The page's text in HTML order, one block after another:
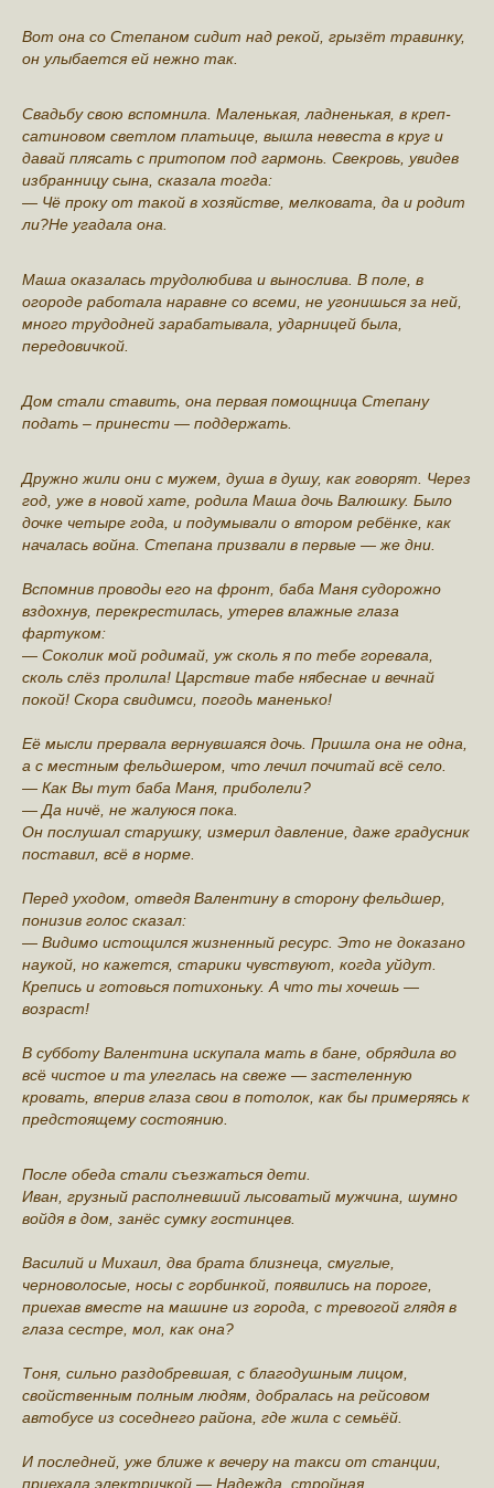
Вот она со Степаном сидит над рекой, грызёт травинку,
он улыбается ей нежно так.
Свадьбу свою вспомнила. Маленькая, ладненькая, в креп-
сатиновом светлом платьице, вышла невеста в круг и
давай плясать с притопом под гармонь. Свекровь, увидев
избранницу сына, сказала тогда:
— Чё проку от такой в хозяйстве, мелковата, да и родит
ли?Не угадала она.
Маша оказалась трудолюбива и вынослива. В поле, в
огороде работала наравне со всеми, не угонишься за ней,
много трудодней зарабатывала, ударницей была,
передовичкой.
Дом стали ставить, она первая помощница Степану
подать – принести — поддержать.
Дружно жили они с мужем, душа в душу, как говорят. Через
год, уже в новой хате, родила Маша дочь Валюшку. Было
дочке четыре года, и подумывали о втором ребёнке, как
началась война. Степана призвали в первые — же дни.
Вспомнив проводы его на фронт, баба Маня судорожно
вздохнув, перекрестилась, утерев влажные глаза
фартуком:
— Соколик мой родимай, уж сколь я по тебе горевала,
сколь слёз пролила! Царствие табе нябеснае и вечнай
покой! Скора свидимси, погодь маненько!
Её мысли прервала вернувшаяся дочь. Пришла она не одна,
а с местным фельдшером, что лечил почитай всё село.
— Как Вы тут баба Маня, приболели?
— Да ничё, не жалуюся пока.
Он послушал старушку, измерил давление, даже градусник
поставил, всё в норме.
Перед уходом, отведя Валентину в сторону фельдшер,
понизив голос сказал:
— Видимо истощился жизненный ресурс. Это не доказано
наукой, но кажется, старики чувствуют, когда уйдут.
Крепись и готовься потихоньку. А что ты хочешь —
возраст!
В субботу Валентина искупала мать в бане, обрядила во
всё чистое и та улеглась на свеже — застеленную
кровать, вперив глаза свои в потолок, как бы примеряясь к
предстоящему состоянию.
После обеда стали съезжаться дети.
Иван, грузный располневший лысоватый мужчина, шумно
войдя в дом, занёс сумку гостинцев.
Василий и Михаил, два брата близнеца, смуглые,
черноволосые, носы с горбинкой, появились на пороге,
приехав вместе на машине из города, с тревогой глядя в
глаза сестре, мол, как она?
Тоня, сильно раздобревшая, с благодушным лицом,
свойственным полным людям, добралась на рейсовом
автобусе из соседнего района, где жила с семьёй.
И последней, уже ближе к вечеру на такси от станции,
приехала электричкой — Надежда, стройная,